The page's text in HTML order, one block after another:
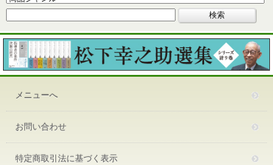
メニューへ
お問い合わせ
特定商取引法に基づく表示